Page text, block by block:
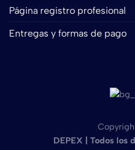
Página registro profesional
Entregas y formas de pago
DEPEX | Todos los